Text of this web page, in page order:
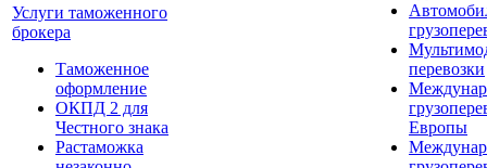
Услуги таможенного
брокера
Таможенное
оформление
ОКПД 2 для
Честного знака
Растаможка
перевозки
Европы